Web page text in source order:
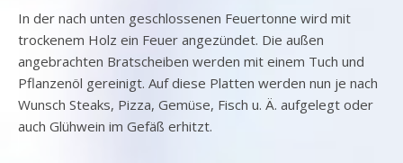
In der nach unten geschlossenen Feuertonne wird mit
trockenem Holz ein Feuer angezündet. Die außen
angebrachten Bratscheiben werden mit einem Tuch und
Pflanzenöl gereinigt. Auf diese Platten werden nun je nach
Wunsch Steaks, Pizza, Gemüse, Fisch u. Ä. aufgelegt oder
auch Glühwein im Gefäß erhitzt.